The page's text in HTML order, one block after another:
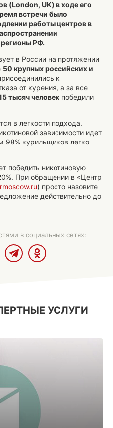
(London, UK) в ходе его
встречи было
работы центров в
регионы РФ.
в России на протяжении
50 крупных российских и
к
от курения, а за все
тысяч человек победили
в легкости подхода.
зависимости идет
98% курильщиков легко
победить никотиновую
При обращении в «Центр
) просто назовите
действительно до
в социальных сетях:
УСЛУГИ